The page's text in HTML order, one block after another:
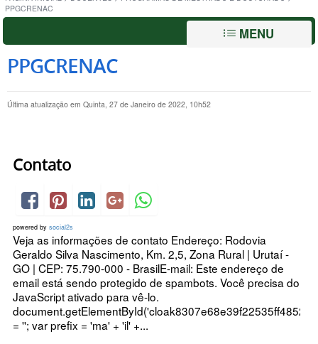
PPGCRENAC
MENU
PPGCRENAC
Última atualização em Quinta, 27 de Janeiro de 2022, 10h52
Contato
powered by social2s
Veja as informações de contato Endereço: Rodovia
Geraldo Silva Nascimento, Km. 2,5, Zona Rural | Urutaí -
GO | CEP: 75.790-000 - BrasilE-mail: Este endereço de
email está sendo protegido de spambots. Você precisa do
JavaScript ativado para vê-lo.
= ''; var prefix = 'ma' + 'il' +...